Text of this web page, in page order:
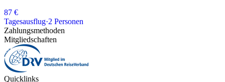
87 €
Tagesausflug·2 Personen
Zahlungsmethoden
Mitgliedschaften
Quicklinks